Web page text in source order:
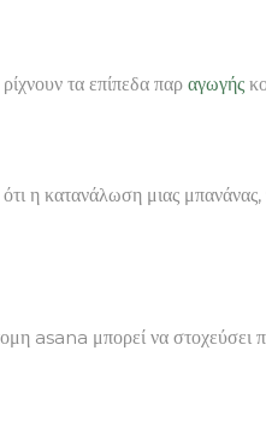
τα επίπεδα παρ αγωγής
η κατανάλωση μιας μπανάνας,
asana μπορεί να στοχεύσει